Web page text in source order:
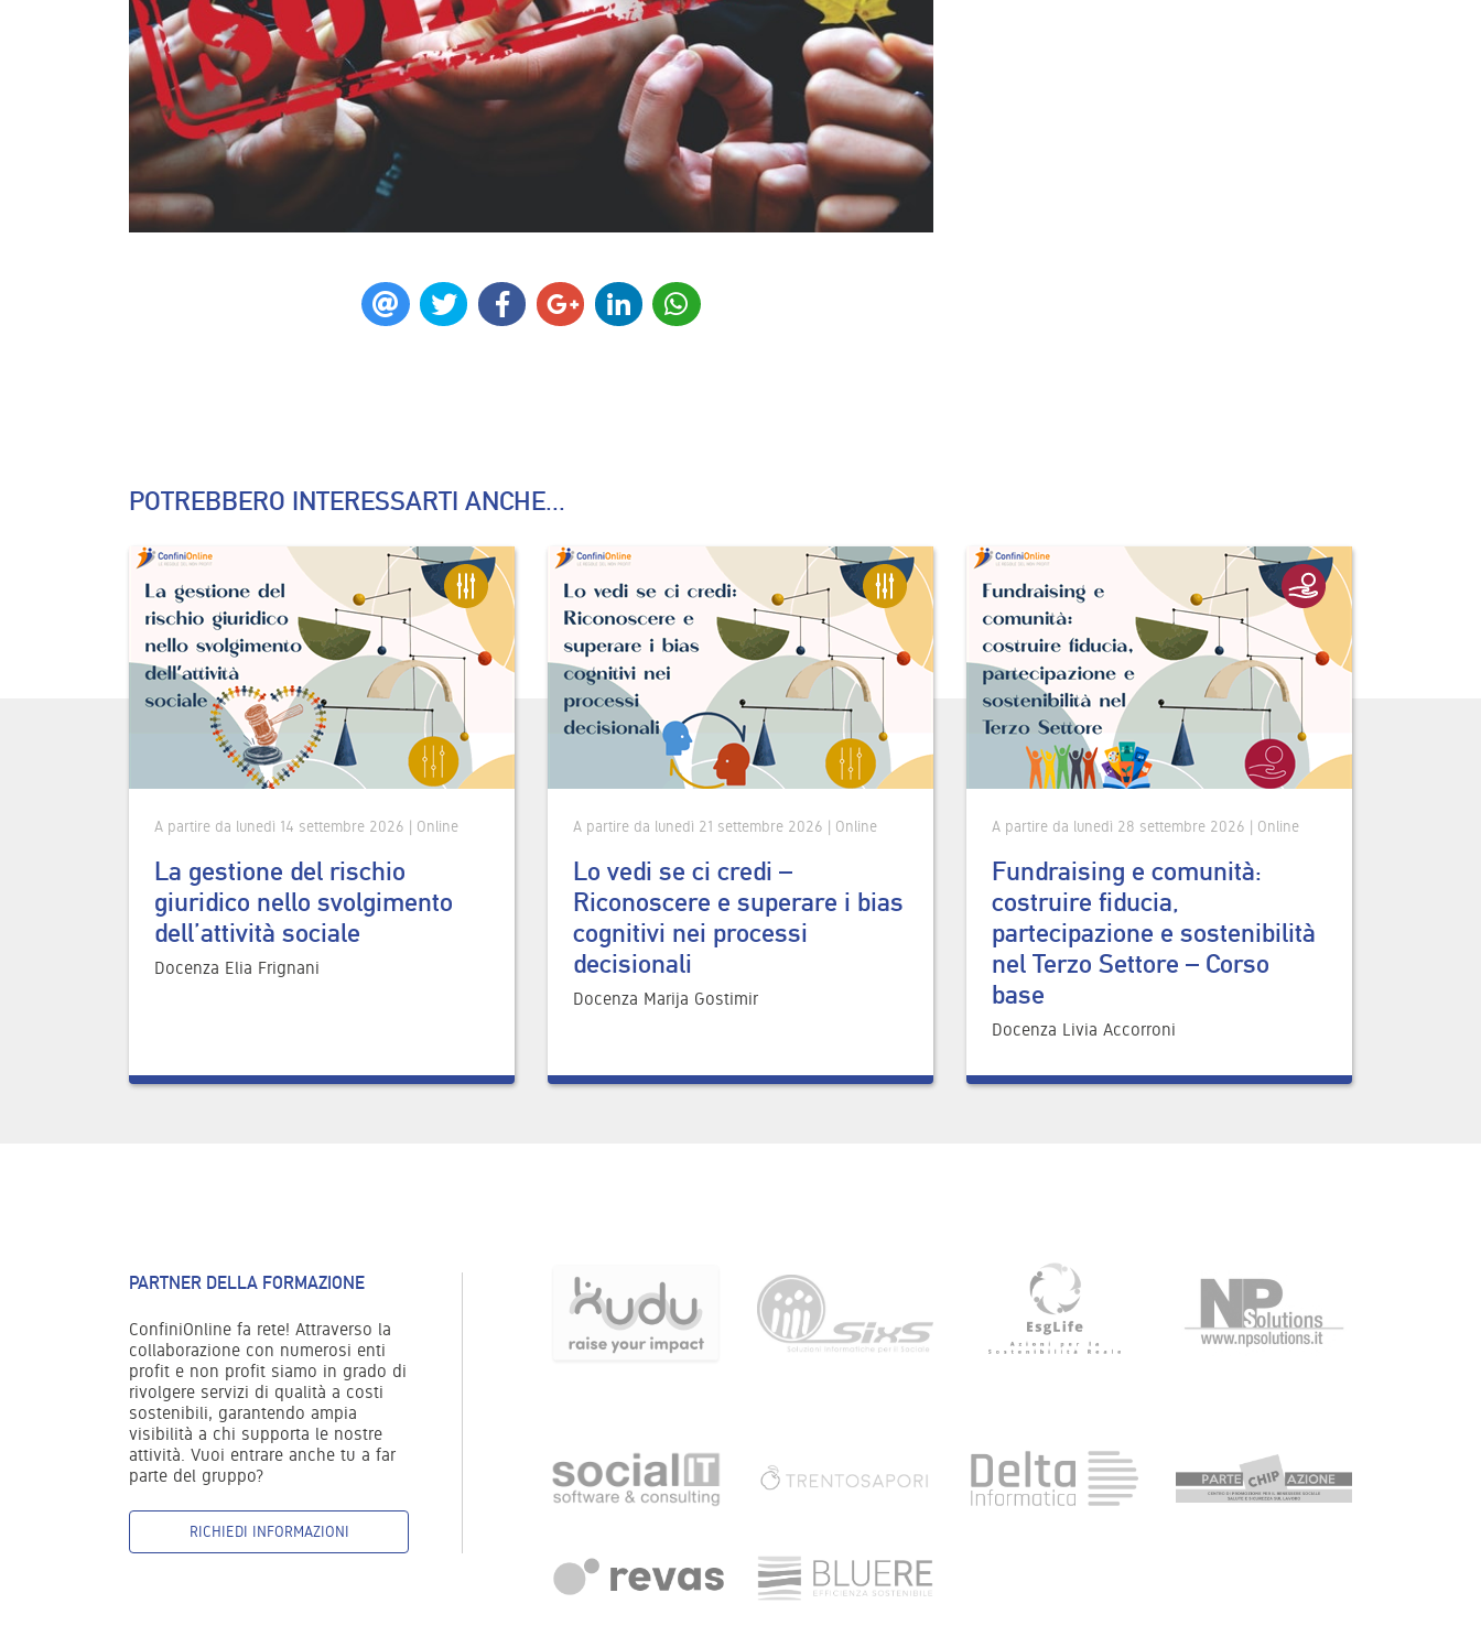
POTREBBERO INTERESSARTI ANCHE...
A partire da lunedì 14 settembre 2026 | Online
La gestione del rischio
giuridico nello svolgimento
dell’attività sociale
Docenza Elia Frignani
A partire da lunedì 21 settembre 2026 | Online
Lo vedi se ci credi –
Riconoscere e superare i bias
cognitivi nei processi
decisionali
Docenza Marija Gostimir
A partire da lunedì 28 settembre 2026 | Online
Fundraising e comunità:
costruire fiducia,
partecipazione e sostenibilità
nel Terzo Settore – Corso
base
Docenza Livia Accorroni
PARTNER DELLA FORMAZIONE
ConfiniOnline fa rete! Attraverso la
collaborazione con numerosi enti
profit e non profit siamo in grado di
rivolgere servizi di qualità a costi
sostenibili, garantendo ampia
visibilità a chi supporta le nostre
attività. Vuoi entrare anche tu a far
parte del gruppo?
RICHIEDI INFORMAZIONI